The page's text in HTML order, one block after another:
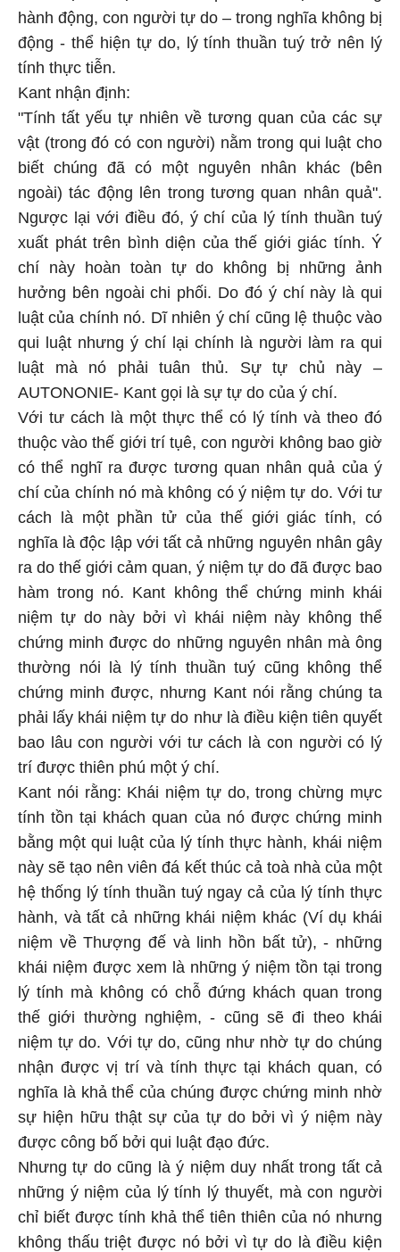
hành động, con người tự do – trong nghĩa không bị
động - thể hiện tự do, lý tính thuần tuý trở nên lý
tính thực tiễn.
Kant nhận định:
"Tính tất yếu tự nhiên về tương quan của các sự
vật (trong đó có con người) nằm trong qui luật cho
biết chúng đã có một nguyên nhân khác (bên
ngoài) tác động lên trong tương quan nhân quả".
Ngược lại với điều đó, ý chí của lý tính thuần tuý
xuất phát trên bình diện của thế giới giác tính. Ý
chí này hoàn toàn tự do không bị những ảnh
hưởng bên ngoài chi phối. Do đó ý chí này là qui
luật của chính nó. Dĩ nhiên ý chí cũng lệ thuộc vào
qui luật nhưng ý chí lại chính là người làm ra qui
luật mà nó phải tuân thủ. Sự tự chủ này –
AUTONONIE- Kant gọi là sự tự do của ý chí.
Với tư cách là một thực thể có lý tính và theo đó
thuộc vào thế giới trí tụê, con người không bao giờ
có thể nghĩ ra được tương quan nhân quả của ý
chí của chính nó mà không có ý niệm tự do. Với tư
cách là một phần tử của thế giới giác tính, có
nghĩa là độc lập với tất cả những nguyên nhân gây
ra do thế giới cảm quan, ý niệm tự do đã được bao
hàm trong nó. Kant không thể chứng minh khái
niệm tự do này bởi vì khái niệm này không thể
chứng minh được do những nguyên nhân mà ông
thường nói là lý tính thuần tuý cũng không thể
chứng minh được, nhưng Kant nói rằng chúng ta
phải lấy khái niệm tự do như là điều kiện tiên quyết
bao lâu con người với tư cách là con người có lý
trí được thiên phú một ý chí.
Kant nói rằng: Khái niệm tự do, trong chừng mực
tính tồn tại khách quan của nó được chứng minh
bằng một qui luật của lý tính thực hành, khái niệm
này sẽ tạo nên viên đá kết thúc cả toà nhà của một
hệ thống lý tính thuần tuý ngay cả của lý tính thực
hành, và tất cả những khái niệm khác (Ví dụ khái
niệm về Thượng đế và linh hồn bất tử), - những
khái niệm được xem là những ý niệm tồn tại trong
lý tính mà không có chỗ đứng khách quan trong
thế giới thường nghiệm, - cũng sẽ đi theo khái
niệm tự do. Với tự do, cũng như nhờ tự do chúng
nhận được vị trí và tính thực tại khách quan, có
nghĩa là khả thể của chúng được chứng minh nhờ
sự hiện hữu thật sự của tự do bởi vì ý niệm này
được công bố bởi qui luật đạo đức.
Nhưng tự do cũng là ý niệm duy nhất trong tất cả
những ý niệm của lý tính lý thuyết, mà con người
chỉ biết được tính khả thể tiên thiên của nó nhưng
không thấu triệt được nó bởi vì tự do là điều kiện